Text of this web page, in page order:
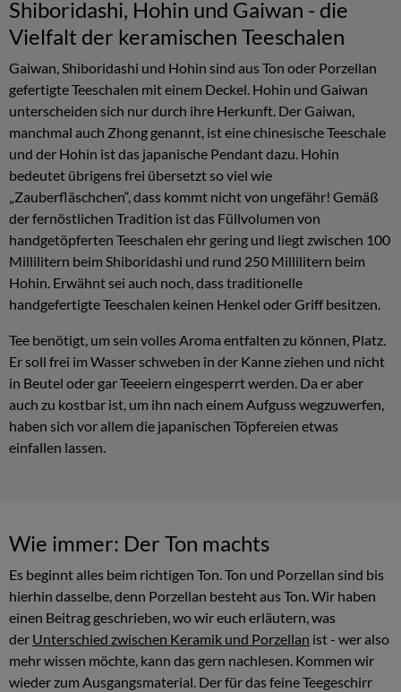
Shiboridashi, Hohin und Gaiwan - die
Vielfalt der keramischen Teeschalen
Gaiwan, Shiboridashi und Hohin sind aus Ton oder Porzellan
gefertigte Teeschalen mit einem Deckel. Hohin und Gaiwan
unterscheiden sich nur durch ihre Herkunft. Der Gaiwan,
manchmal auch Zhong genannt, ist eine chinesische Teeschale
und der Hohin ist das japanische Pendant dazu. Hohin
bedeutet übrigens frei übersetzt so viel wie
„Zauberfläschchen“, dass kommt nicht von ungefähr! Gemäß
der fernöstlichen Tradition ist das Füllvolumen von
handgetöpferten Teeschalen ehr gering und liegt zwischen 100
Millilitern beim Shiboridashi und rund 250 Millilitern beim
Hohin. Erwähnt sei auch noch, dass traditionelle
handgefertigte Teeschalen keinen Henkel oder Griff besitzen.
Tee benötigt, um sein volles Aroma entfalten zu können, Platz.
Er soll frei im Wasser schweben in der Kanne ziehen und nicht
in Beutel oder gar Teeeiern eingesperrt werden. Da er aber
auch zu kostbar ist, um ihn nach einem Aufguss wegzuwerfen,
haben sich vor allem die japanischen Töpfereien etwas
einfallen lassen.
Wie immer: Der Ton machts
Es beginnt alles beim richtigen Ton. Ton und Porzellan sind bis
hierhin dasselbe, denn Porzellan besteht aus Ton. Wir haben
einen Beitrag geschrieben, wo wir euch erläutern, was
der Unterschied zwischen Keramik und Porzellan ist - wer also
mehr wissen möchte, kann das gern nachlesen. Kommen wir
wieder zum Ausgangsmaterial. Der für das feine Teegeschirr